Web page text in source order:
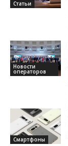
Статьи
Новости
операторов
Смартфоны